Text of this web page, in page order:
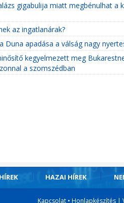
gigabulija miatt megbénulhat a
az ingatlanárak?
apadása a válság nagy
kegyelmezett meg
a szomszédban
HAZAI HÍREK
Kapcsolat• Honlapkészítés|